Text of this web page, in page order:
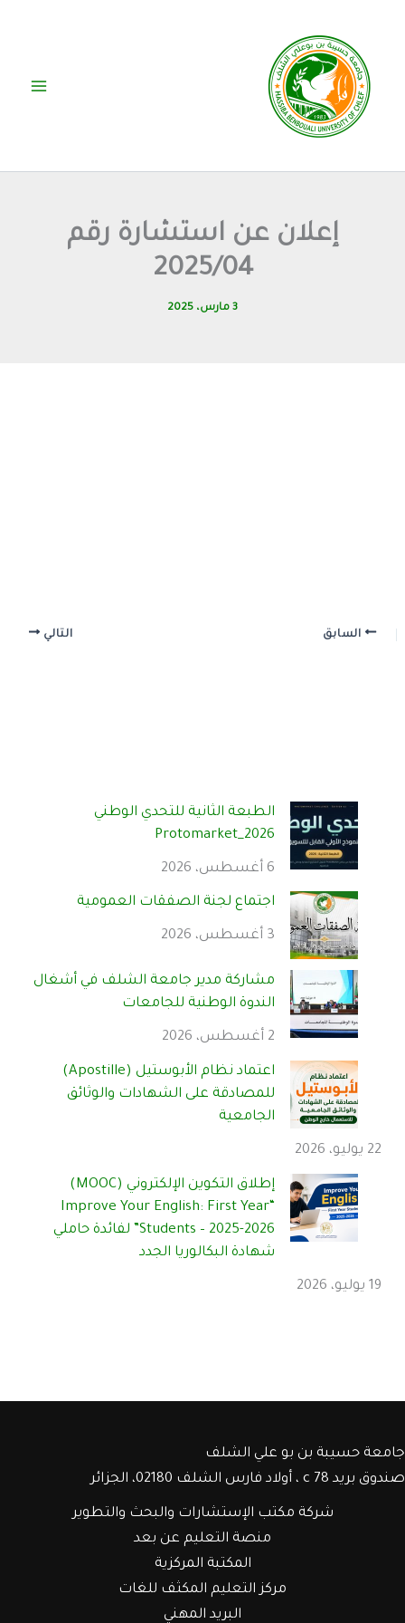
المحتوى
إعلان عن استشارة رقم
2025/04
3 مارس، 2025
الطبعة الثانية للتحدي الوطني
Protomarket_2026
6 أغسطس، 2026
اجتماع لجنة الصفقات العمومية
3 أغسطس، 2026
مشاركة مدير جامعة الشلف في أشغال
الندوة الوطنية للجامعات
2 أغسطس، 2026
اعتماد نظام الأبوستيل (Apostille)
للمصادقة على الشهادات والوثائق
الجامعية
22 يوليو، 2026
إطلاق التكوين الإلكتروني (MOOC)
“Improve Your English: First Year
Students – 2025-2026” لفائدة حاملي
شهادة البكالوريا الجدد
19 يوليو، 2026
السابق التالي
جامعة حسيبة بن بو علي الشلف
صندوق بريد c 78 ، أولاد فارس الشلف 02180، الجزائر
شركة مكتب الإستشارات والبحث والتطوير
منصة التعليم عن بعد
المكتبة المركزية
مركز التعليم المكثف للغات
البريد المهني